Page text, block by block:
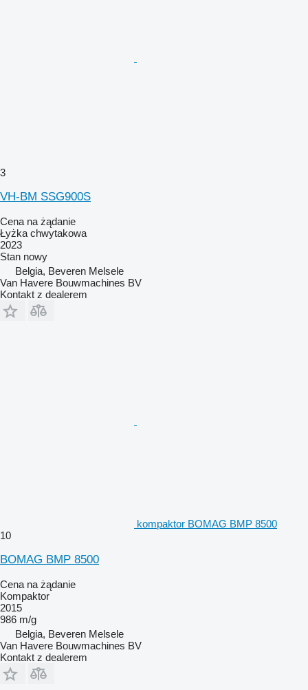
3
VH-BM SSG900S
Cena na żądanie
Łyżka chwytakowa
2023
Stan nowy
Belgia, Beveren Melsele
Van Havere Bouwmachines BV
Kontakt z dealerem
kompaktor BOMAG BMP 8500
10
BOMAG BMP 8500
Cena na żądanie
Kompaktor
2015
986 m/g
Belgia, Beveren Melsele
Van Havere Bouwmachines BV
Kontakt z dealerem